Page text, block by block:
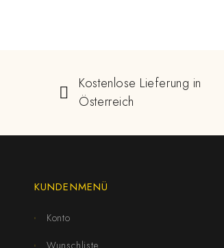
Kostenlose Lieferung in
Österreich
KUNDENMENÜ
Konto